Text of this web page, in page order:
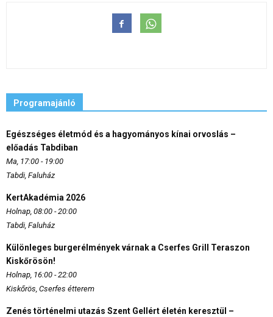
Programajánló
Egészséges életmód és a hagyományos kínai orvoslás –
előadás Tabdiban
Ma, 17:00 - 19:00
Tabdi, Faluház
KertAkadémia 2026
Holnap, 08:00 - 20:00
Tabdi, Faluház
Különleges burgerélmények várnak a Cserfes Grill Teraszon
Kiskőrösön!
Holnap, 16:00 - 22:00
Kiskőrös, Cserfes étterem
Zenés történelmi utazás Szent Gellért életén keresztül –